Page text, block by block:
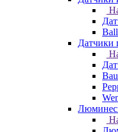
Датчики